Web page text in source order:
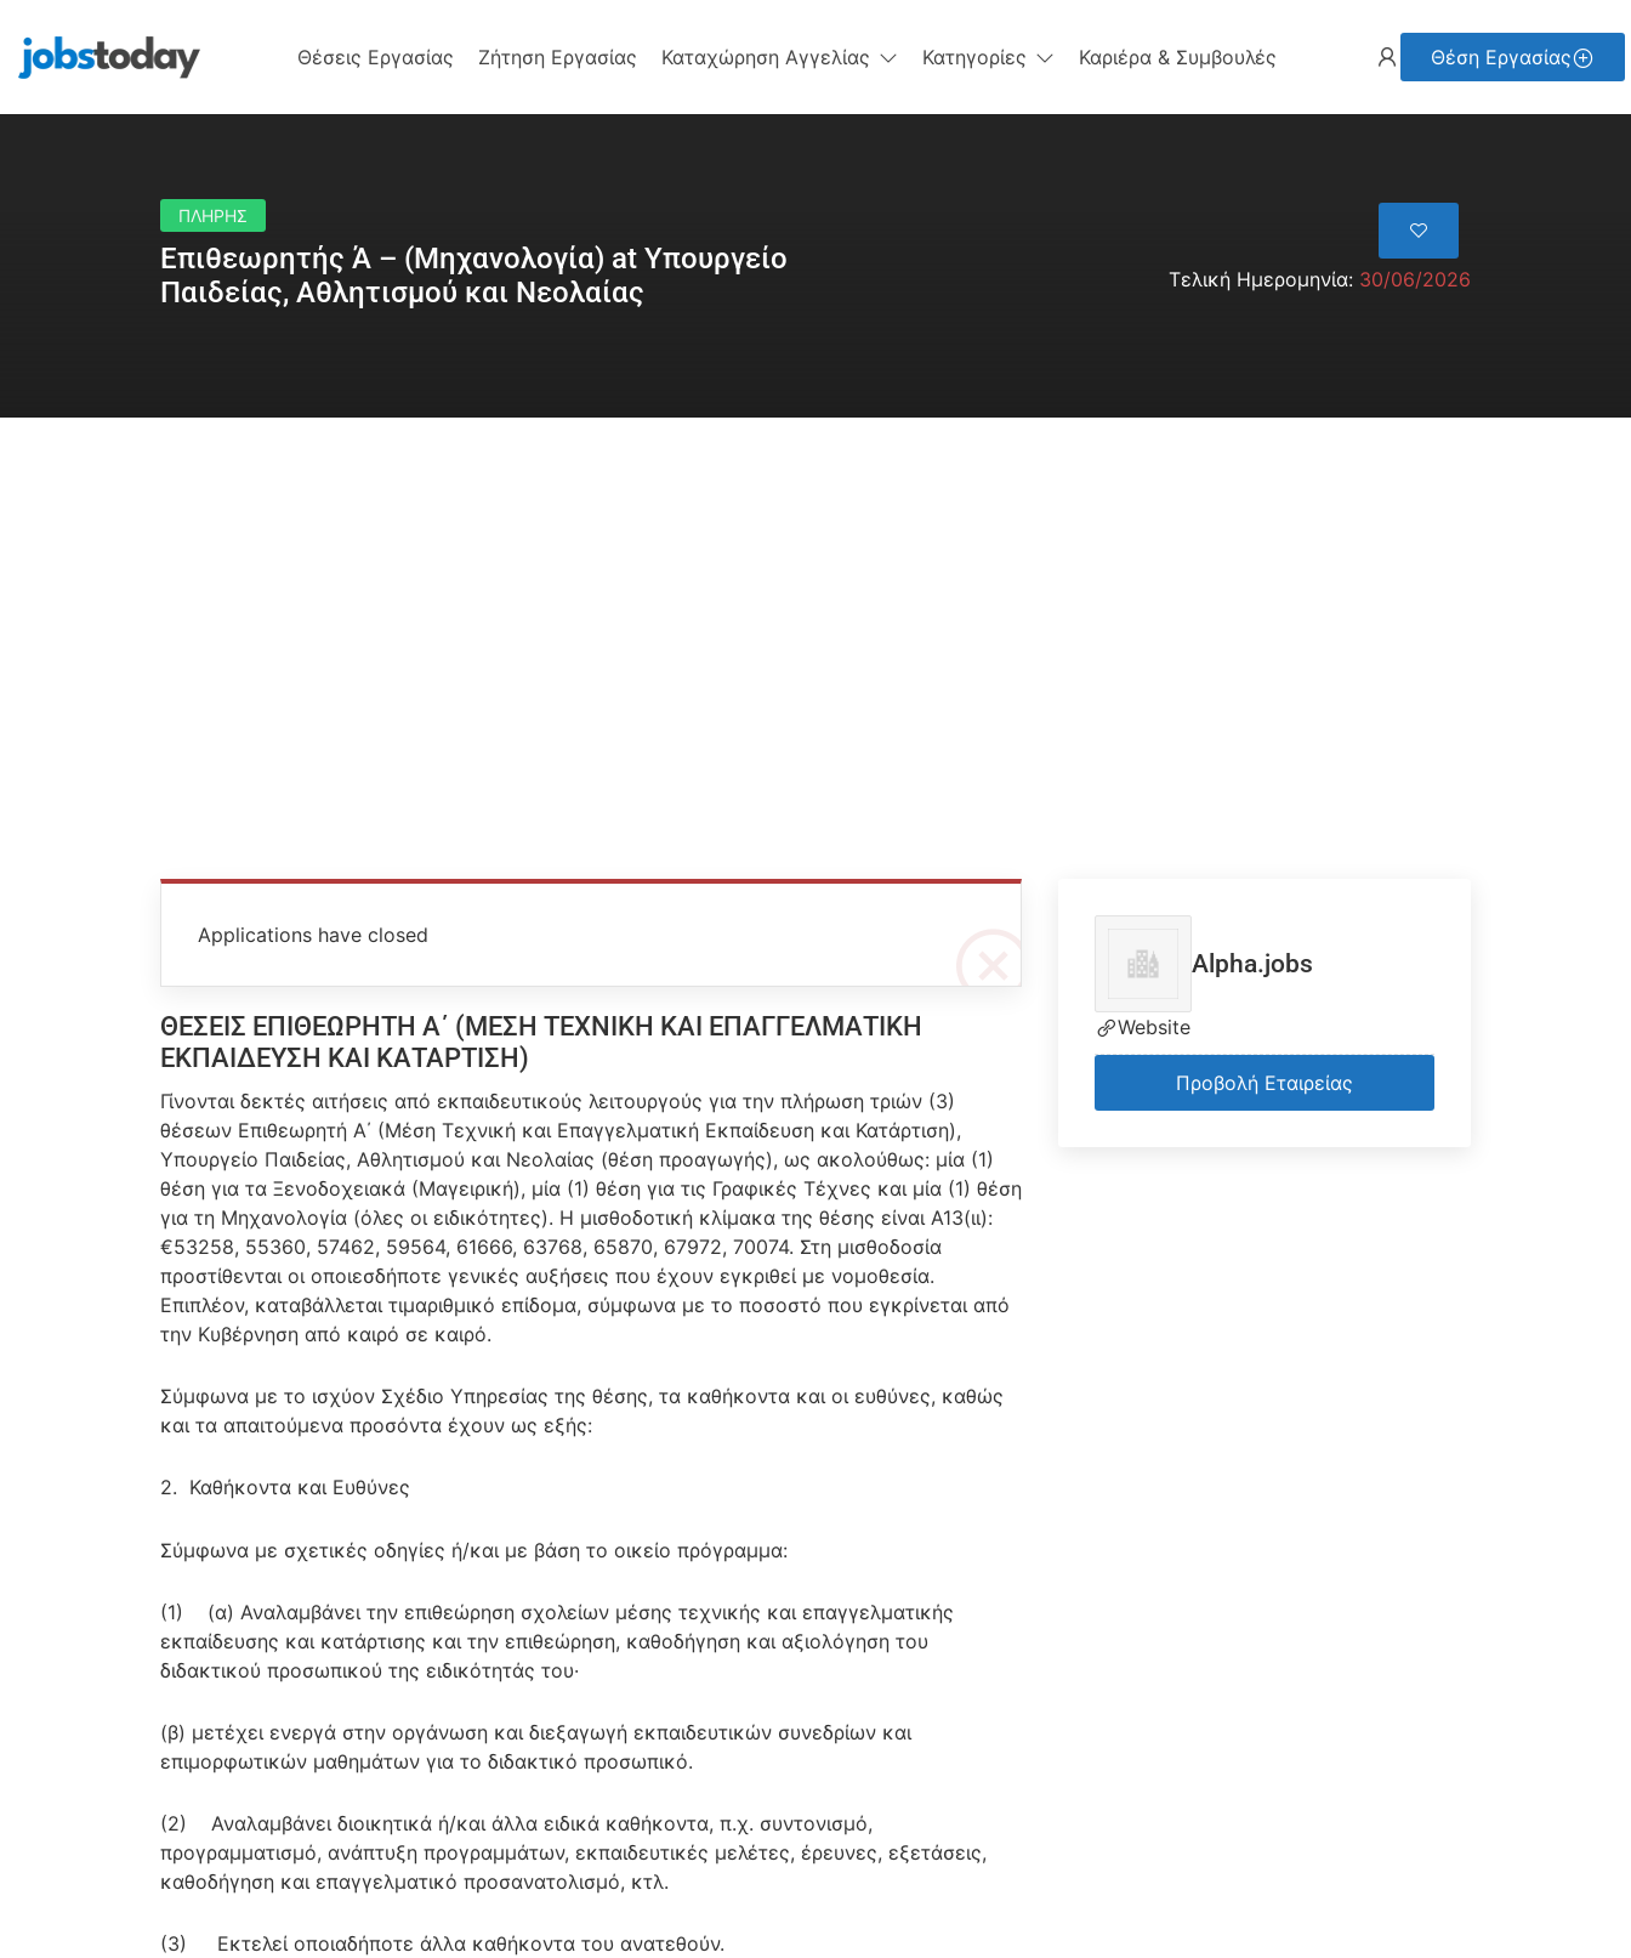
Θέσεις Εργασίας Ζήτηση Εργασίας Καταχώρηση Αγγελίας Κατηγορίες Καριέρα & Συμβουλές Θέση Εργασίας
ΠΛΗΡΗΣ
Επιθεωρητής Ά – (Μηχανολογία) at Υπουργείο
Παιδείας, Αθλητισμού και Νεολαίας
Τελική Ημερομηνία: 30/06/2026
Applications have closed
ΘΕΣΕΙΣ ΕΠΙΘΕΩΡΗΤΗ Α΄ (ΜΕΣΗ ΤΕΧΝΙΚΗ ΚΑΙ ΕΠΑΓΓΕΛΜΑΤΙΚΗ
ΕΚΠΑΙΔΕΥΣΗ ΚΑΙ ΚΑΤΑΡΤΙΣΗ)
Γίνονται δεκτές αιτήσεις από εκπαιδευτικούς λειτουργούς για την πλήρωση τριών (3)
θέσεων Επιθεωρητή Α΄ (Μέση Τεχνική και Επαγγελματική Εκπαίδευση και Κατάρτιση),
Υπουργείο Παιδείας, Αθλητισμού και Νεολαίας (θέση προαγωγής), ως ακολούθως: μία (1)
θέση για τα Ξενοδοχειακά (Μαγειρική), μία (1) θέση για τις Γραφικές Τέχνες και μία (1) θέση
για τη Μηχανολογία (όλες οι ειδικότητες). Η μισθοδοτική κλίμακα της θέσης είναι Α13(ιι):
€53258, 55360, 57462, 59564, 61666, 63768, 65870, 67972, 70074. Στη μισθοδοσία
προστίθενται οι οποιεσδήποτε γενικές αυξήσεις που έχουν εγκριθεί με νομοθεσία.
Επιπλέον, καταβάλλεται τιμαριθμικό επίδομα, σύμφωνα με το ποσοστό που εγκρίνεται από
την Κυβέρνηση από καιρό σε καιρό.
Σύμφωνα με το ισχύον Σχέδιο Υπηρεσίας της θέσης, τα καθήκοντα και οι ευθύνες, καθώς
και τα απαιτούμενα προσόντα έχουν ως εξής:
2. Καθήκοντα και Ευθύνες
Σύμφωνα με σχετικές οδηγίες ή/και με βάση το οικείο πρόγραμμα:
(1) (α) Αναλαμβάνει την επιθεώρηση σχολείων μέσης τεχνικής και επαγγελματικής
εκπαίδευσης και κατάρτισης και την επιθεώρηση, καθοδήγηση και αξιολόγηση του
διδακτικού προσωπικού της ειδικότητάς του·
(β) μετέχει ενεργά στην οργάνωση και διεξαγωγή εκπαιδευτικών συνεδρίων και
επιμορφωτικών μαθημάτων για το διδακτικό προσωπικό.
(2) Αναλαμβάνει διοικητικά ή/και άλλα ειδικά καθήκοντα, π.χ. συντονισμό,
προγραμματισμό, ανάπτυξη προγραμμάτων, εκπαιδευτικές μελέτες, έρευνες, εξετάσεις,
καθοδήγηση και επαγγελματικό προσανατολισμό, κτλ.
(3) Εκτελεί οποιαδήποτε άλλα καθήκοντα του ανατεθούν.
Alpha.jobs
Website
Προβολή Εταιρείας